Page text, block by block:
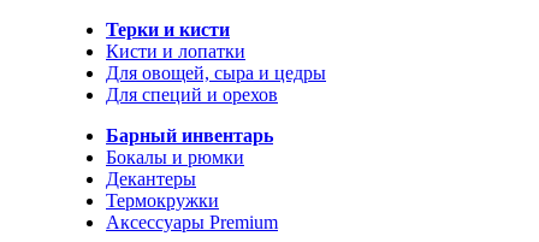
Терки и кисти
Кисти и лопатки
Для овощей, сыра и цедры
Для специй и орехов
Барный инвентарь
Бокалы и рюмки
Декантеры
Термокружки
Аксессуары Premium